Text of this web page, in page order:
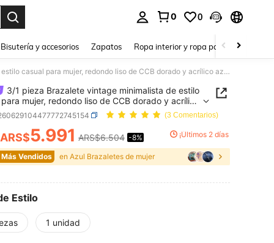
0 0
Bisutería y accesorios Zapatos Ropa interior y ropa para dormir
3/1 pieza Brazalete vintage minimalista de estilo casual para mujer, redondo liso de CCB dorado y acrílico azul, adecuado para uso diario y vacaciones de verano en la playa, apilable, opción de regalo perfecta para días festivos
3/1 pieza Brazalete vintage minimalista de estilo
mujer, redondo liso de CCB dorado y acrílico
para uso diario y vacaciones de verano
apilable, opción de regalo perfecta para
(3 Comentarios)
AND AVAILABILITY
ARS$5.991 ARS$6.504 -8% ¡Últimos 2 días
Vendidos en Azul Brazaletes de mujer
Estilo
1 unidad